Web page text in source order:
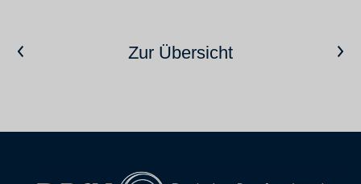
Vorheriger ArtikelZur ÜbersichtNächster Artikel